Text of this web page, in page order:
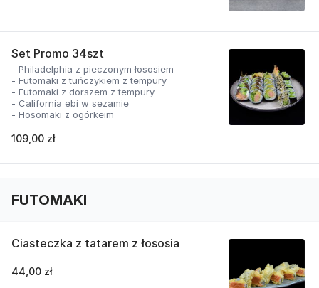
Set Promo 34szt
- Philadelphia z pieczonym łososiem
- Futomaki z tuńczykiem z tempury
- Futomaki z dorszem z tempury
- California ebi w sezamie
- Hosomaki z ogórkeim
109,00 zł
FUTOMAKI
Ciasteczka z tatarem z łososia
44,00 zł